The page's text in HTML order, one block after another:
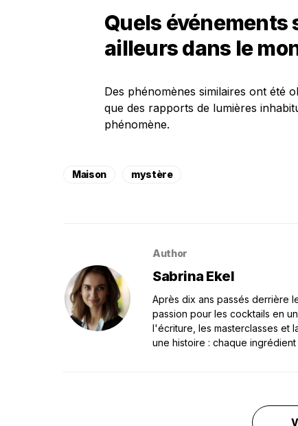
Quels événements
ailleurs dans le
Des phénomènes similaires ont été
que des rapports de lumières
phénomène.
Maison mystère
Author
Sabrina Ekel
Après dix ans passés derrière
passion pour les cocktails en
l'écriture, les masterclasses et
une histoire : chaque